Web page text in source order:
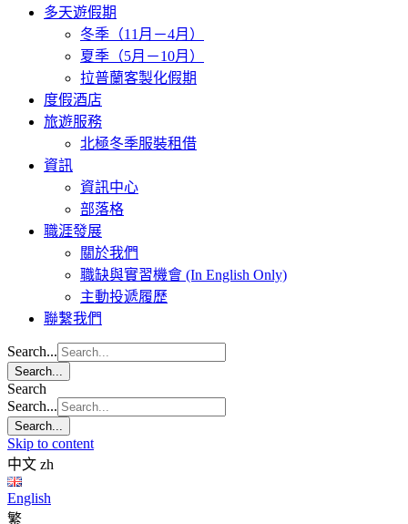
多天遊假期
冬季（11月－4月）
夏季（5月－10月）
拉普蘭客製化假期
度假酒店
旅遊服務
北極冬季服裝租借
資訊
資訊中心
部落格
職涯發展
關於我們
職缺與實習機會 (In English Only)
主動投遞履歷
聯繫我們
Search...
Search...
Search
Search...
Search...
Skip to content
中文 zh
English
繁